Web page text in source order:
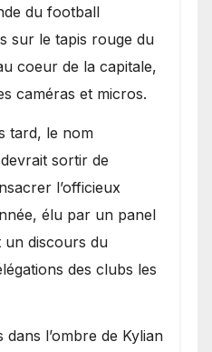
du football
sur le tapis rouge du
coeur de la capitale,
caméras et micros.
tard, le nom
sortir de
l’officieux
élu par un panel
un discours du
des clubs les
l’ombre de Kylian